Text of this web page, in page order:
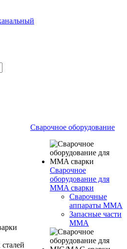
Сварочное оборудование
Сварочное
оборудование для
MMA сварки
Сварочные
аппараты MMA
Запасные части
MMA